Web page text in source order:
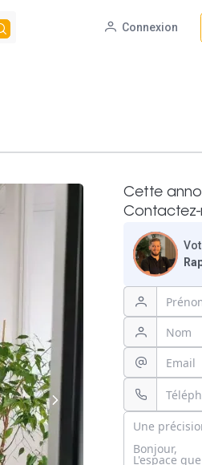
Connexion
Cette
Contactez-